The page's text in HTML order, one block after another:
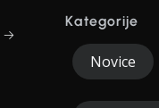
→
Kategorije
Novice